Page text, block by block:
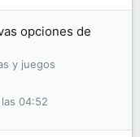
opciones de
y juegos
04:52